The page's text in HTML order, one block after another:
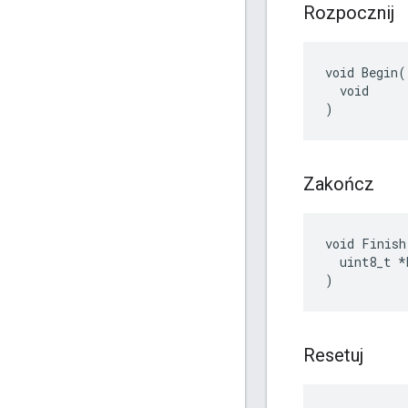
Rozpocznij
void Begin(
  void
)
Zakończ
void
uint8_t
)
Resetuj